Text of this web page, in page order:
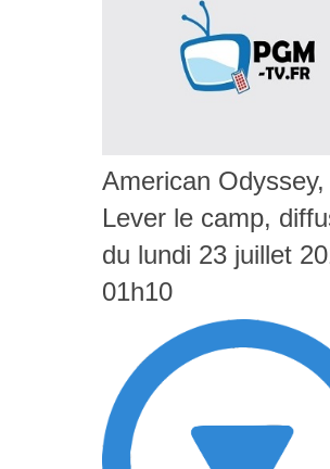
American Odyssey,
Lever le camp,
du lundi 23 juillet
01h10